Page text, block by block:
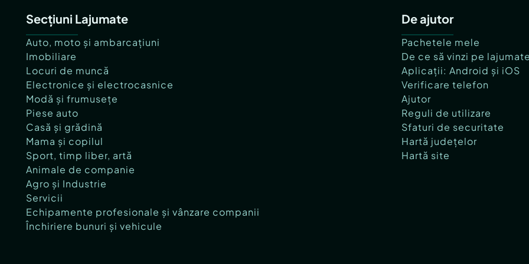
Secțiuni Lajumate
Auto, moto și ambarcațiuni
Imobiliare
Locuri de muncă
Electronice și electrocasnice
Modă și frumusețe
Piese auto
Casă și grădină
Mama și copilul
Sport, timp liber, artă
Animale de companie
Agro și Industrie
Servicii
Echipamente profesionale și vânzare companii
Închiriere bunuri și vehicule
De ajutor
Pachetele mele
De ce să vinzi pe
Aplicații: Android și iOS
Verificare telefon
Ajutor
Reguli de utilizare
Sfaturi de securitate
Hartă județelor
Hartă site